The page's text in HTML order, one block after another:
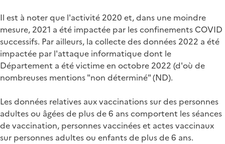
Il est à noter que l'activité 2020 et, dans une moindre
mesure, 2021 a été impactée par les confinements COVID
successifs. Par ailleurs, la collecte des données 2022 a été
impactée par l'attaque informatique dont le
Département a été victime en octobre 2022 (d'où de
nombreuses mentions "non déterminé" (ND).
Les données relatives aux vaccinations sur des personnes
adultes ou âgées de plus de 6 ans comportent les séances
de vaccination, personnes vaccinées et actes vaccinaux
sur personnes adultes ou enfants de plus de 6 ans.